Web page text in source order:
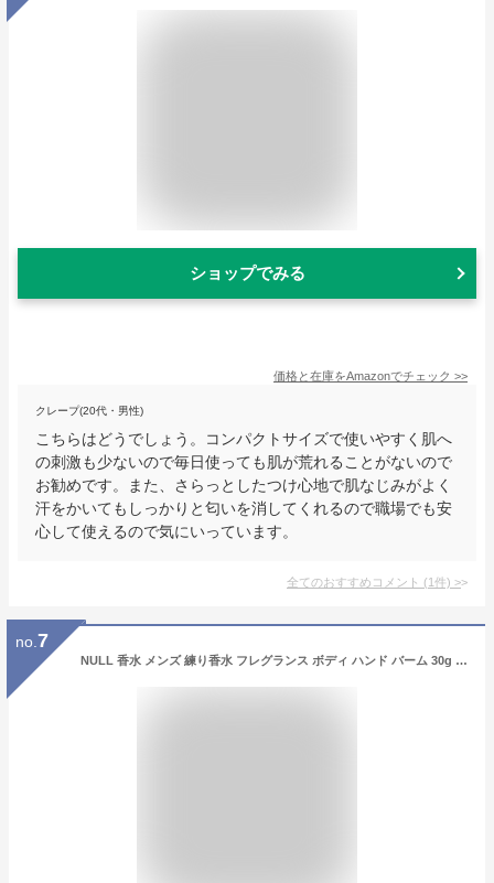
ショップでみる
価格と在庫をAmazonでチェック >>
クレープ(20代・男性)
こちらはどうでしょう。コンパクトサイズで使いやすく肌へ
の刺激も少ないので毎日使っても肌が荒れることがないので
お勧めです。また、さらっとしたつけ心地で肌なじみがよく
汗をかいてもしっかりと匂いを消してくれるので職場でも安
心して使えるので気にいっています。
全てのおすすめコメント (1件) >
no. 7
NULL 香水 メンズ 練り香水 フレグランス ボディ ハンド バーム 30g グリーンティー